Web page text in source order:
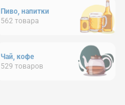
Пиво, напитки
562 товара
Чай, кофе
529 товаров